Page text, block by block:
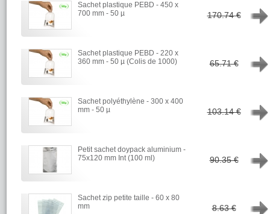
Sachet plastique PEBD - 450 x
700 mm - 50 µ
170.74 €
Sachet plastique PEBD - 220 x
360 mm - 50 µ (Colis de 1000)
65.71 €
Sachet polyéthylène - 300 x 400
mm - 50 µ
103.14 €
Petit sachet doypack aluminium -
75x120 mm Int (100 ml)
90.35 €
Sachet zip petite taille - 60 x 80
mm
8.63 €